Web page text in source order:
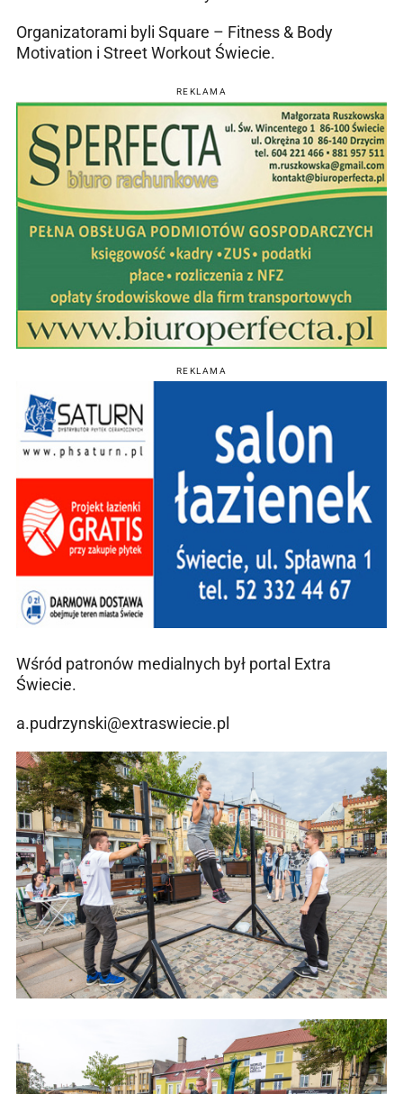
Organizatorami byli Square – Fitness & Body
Motivation i Street Workout Świecie.
REKLAMA
REKLAMA
Wśród patronów medialnych był portal Extra
Świecie.
a.pudrzynski@extraswiecie.pl